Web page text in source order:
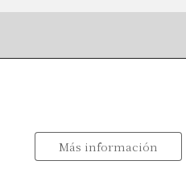
Idiomas
Más información